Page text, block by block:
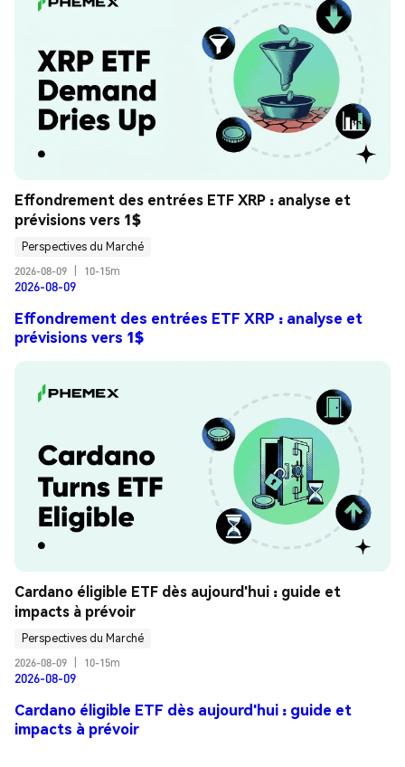
Effondrement des entrées ETF XRP : analyse et
prévisions vers 1$
Perspectives du Marché
2026-08-09
10-15m
2026-08-09
Effondrement des entrées ETF XRP : analyse et
prévisions vers 1$
Cardano éligible ETF dès aujourd'hui : guide et
impacts à prévoir
Perspectives du Marché
2026-08-09
10-15m
2026-08-09
Cardano éligible ETF dès aujourd'hui : guide et
impacts à prévoir